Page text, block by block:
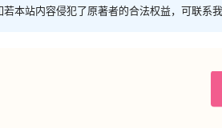
本站内容侵犯了原著者的合法权益，可联系我